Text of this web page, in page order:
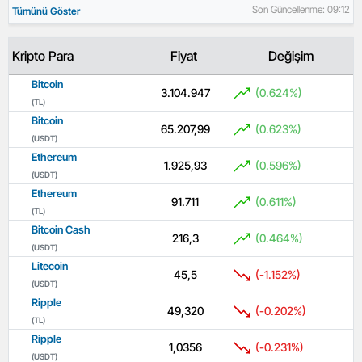
Tümünü Göster Son Güncellenme: 09:12
Kripto Para Fiyat Değişim
Bitcoin
(TL)
3.104.947 (0.624%)
Bitcoin
(USDT)
65.207,99 (0.623%)
Ethereum
(USDT)
1.925,93 (0.596%)
Ethereum
(TL)
91.711 (0.611%)
Bitcoin Cash
(USDT)
216,3 (0.464%)
Litecoin
(USDT)
45,5 (-1.152%)
Ripple
(TL)
49,320 (-0.202%)
Ripple
(USDT)
1,0356 (-0.231%)